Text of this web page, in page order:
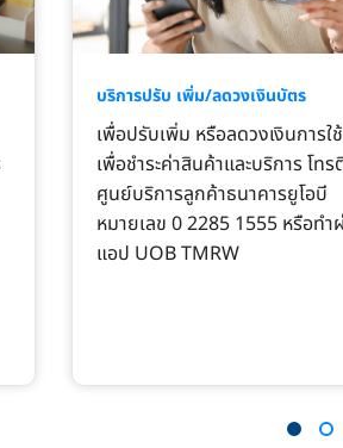
บริการปรับ เพิ่ม/ลดวงเงินบัตร
เพื่อปรับเพิ่ม หรือลดวงเงินการใ
เพื่อชำระค่าสินค้าและบริการ โท
ศูนย์บริการลูกค้าธนาคารยูโอบี
หมายเลข 0 2285 1555 หรือทำ
แอป UOB TMRW